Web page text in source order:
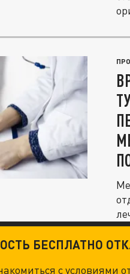
БЕСПЛАТНО
с условиями